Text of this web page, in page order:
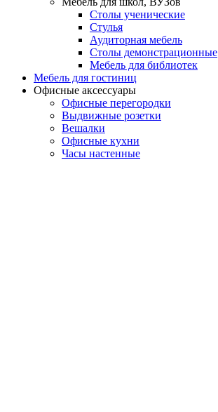
Столы ученические
Стулья
Аудиторная мебель
Столы демонстрационные
Мебель для библиотек
Мебель для гостиниц
Офисные аксессуары
Офисные перегородки
Выдвижные розетки
Вешалки
Офисные кухни
Часы настенные